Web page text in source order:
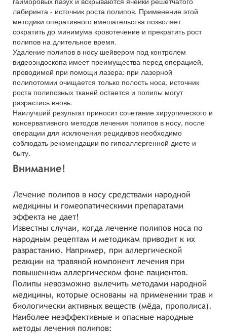
лабиринта - источник роста полипов. Применение этой
методики оперативного вмешательства позволяет
сократить до минимума кровотечение и прекратить рост
полипов на длительное время.
Удаление полипов в носу шейвером под контролем
видеоэндоскопа имеет преимущества перед операцией,
проводимой при помощи лазера: при лазерной
полипотомии очищается только полость носа, источник
роста полипозных тканей остается и полипы могут
разрастись вновь.
Наилучший результат приносит сочетание хирургического и
консервативного методов лечения полипов в носу, после
операции для исключения рецидивов необходимо
соблюдать рекомендации по гипоаллергенной диете и
быту.
Внимание!
Лечение полипов в носу средствами народной
медицины и гомеопатическими препаратами
эффекта не дает!
Известны случаи, когда лечение полипов носа по
народным рецептам и методикам приводит к их
разрастанию. Например, при аллергической
реакции на травяной компонент лечения при
повышенном аллергическом фоне пациентов.
Полипы невозможно вылечить методами народной
медицины, которые основаны на применении трав и
биологически активных веществ (мёда, прополиса).
Наиболее неэффективные и опасные народные
методы лечения полипов: